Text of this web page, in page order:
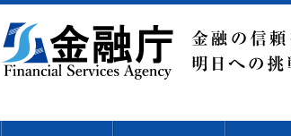
文
移